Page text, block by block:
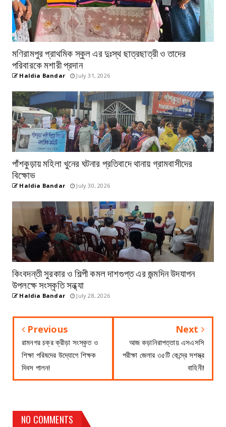
মণিরামপুর প্রাথমিক স্কুল এর দুঃস্থ ছাত্রছাত্রী ও তাদের
পরিবারকে মশারী প্রদান
Haldia Bandar July 31, 2026
পাঁশকুড়ায় মহিলা খুনের ঘটনার প্রতিবাদে থানায় গ্রামবাসীদের
বিক্ষোভ
Haldia Bandar July 30, 2026
কিংবদন্তী সুরকার ও শিল্পী কমল দাশগুপ্ত এর জন্মদিন উদযাপন
উপলক্ষে সংস্কৃতি সন্ধ্যা
Haldia Bandar July 28, 2026
Previous
রামনগর চক্র ক্রীড়া সংস্কৃত ও
শিক্ষা পরিষদের উদ্যোগে শিক্ষক
দিবস পালন!
Next
আজ কড়ানিরাপত্তায় এসএসসি
পরীক্ষা জেলার ৩৫টি কেন্দ্রে সশস্ত্র
বাহিনী!
NO COMMENTS